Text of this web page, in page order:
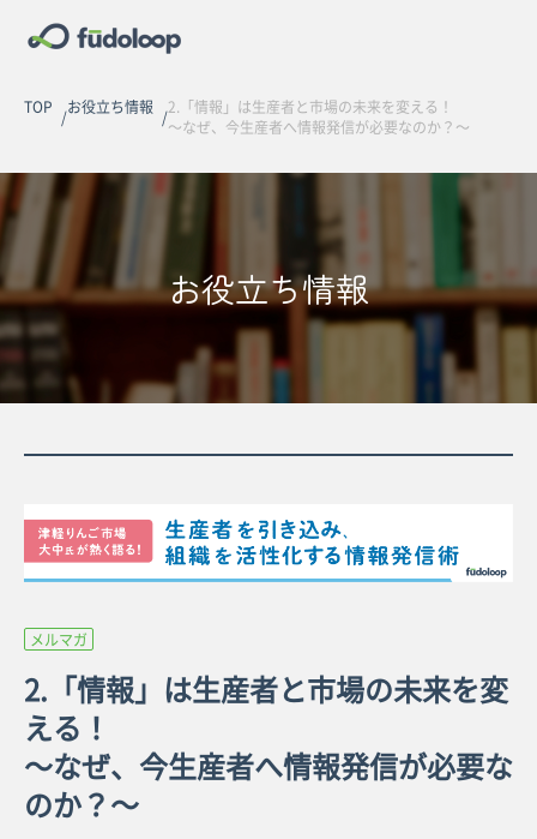
TOP お役立ち情報
2.「情報」は生産者と市場の未来を変える！
～なぜ、今生産者へ情報発信が必要なのか？～
お役立ち情報
メルマガ
2.「情報」は生産者と市場の未来を変
える！
～なぜ、今生産者へ情報発信が必要な
のか？～